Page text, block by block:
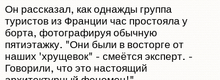
Он рассказал, как однажды группа
туристов из Франции час простояла у
борта, фотографируя обычную
пятиэтажку. "Они были в восторге от
наших 'хрущевок" - смеётся эксперт. -
Говорили, что это настоящий